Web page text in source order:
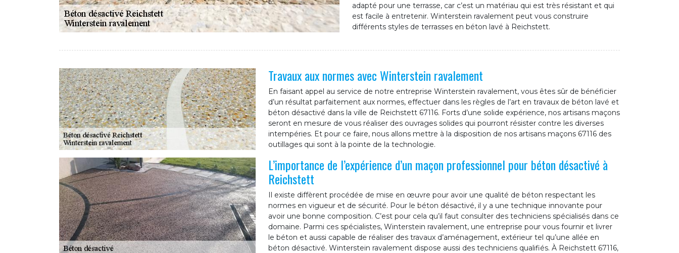
adapté pour une terrasse, car c’est un matériau qui est très résistant et qui
est facile à entretenir. Winterstein ravalement peut vous construire
différents styles de terrasses en béton lavé à Reichstett.
Travaux aux normes avec Winterstein ravalement
En faisant appel au service de notre entreprise Winterstein ravalement, vous êtes sûr de bénéficier
d’un résultat parfaitement aux normes, effectuer dans les règles de l’art en travaux de béton lavé et
béton désactivé dans la ville de Reichstett 67116. Forts d’une solide expérience, nos artisans maçons
seront en mesure de vous réaliser des ouvrages solides qui pourront résister contre les diverses
intempéries. Et pour ce faire, nous allons mettre à la disposition de nos artisans maçons 67116 des
outillages qui sont à la pointe de la technologie.
L’importance de l’expérience d’un maçon professionnel pour béton désactivé à
Reichstett
Il existe diffèrent procédée de mise en œuvre pour avoir une qualité de béton respectant les
normes en vigueur et de sécurité. Pour le béton désactivé, il y a une technique innovante pour
avoir une bonne composition. C’est pour cela qu’il faut consulter des techniciens spécialisés dans ce
domaine. Parmi ces spécialistes, Winterstein ravalement, une entreprise pour vous fournir et livrer
le béton et aussi capable de réaliser des travaux d’aménagement, extérieur tel qu’une allée en
béton désactivé. Winterstein ravalement dispose aussi des techniciens qualifiés. À Reichstett 67116,